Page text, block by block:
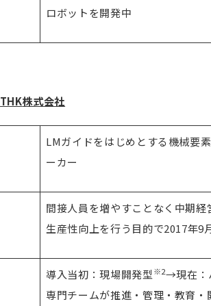
ロボットを開発中
THK株式会社
LMガイドをはじめとする機械要
ーカー
間接人員を増やすことなく中期
生産性向上を行う目的で2017年
導入当初：現場開発型 ※2→現在：
専門チームが推進・管理・教育・